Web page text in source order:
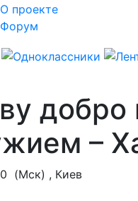
О проекте
Форум
добро
–
(Мск) , Киев